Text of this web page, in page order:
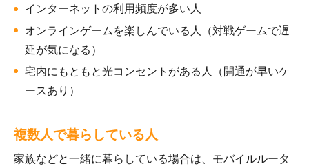
インターネットの利用頻度が多い人
オンラインゲームを楽しんでいる人（対戦ゲームで遅
延が気になる）
宅内にもともと光コンセントがある人（開通が早いケ
ースあり）
複数人で暮らしている人
家族などと一緒に暮らしている場合は、モバイルルータ